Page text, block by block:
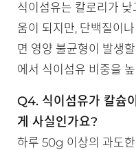
식이섬유는 칼로리가
움이 되지만, 단백질이
면 영양 불균형이 발생
에서 식이섬유 비중을
Q4. 식이섬유가 칼슘
게 사실인가요?
하루 50g 이상의 과도